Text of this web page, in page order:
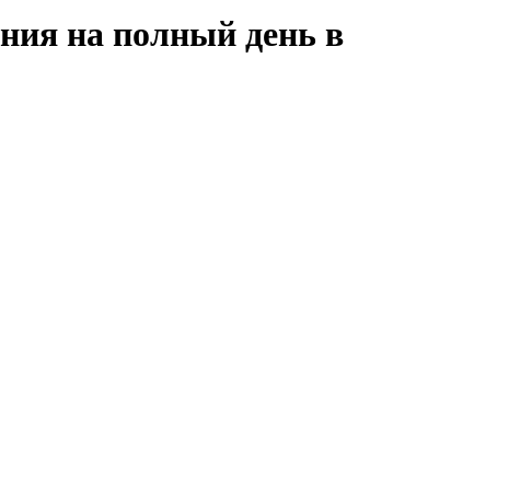
на полный день в